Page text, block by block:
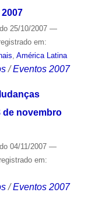
25/10/2007 —
em:
América Latina
/Eventos 2007
de novembro
04/11/2007 —
em:
/Eventos 2007